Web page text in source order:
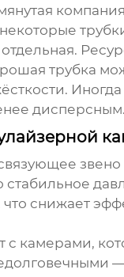
трубка
дисперсным.
стабильное
снижает
с камерами,